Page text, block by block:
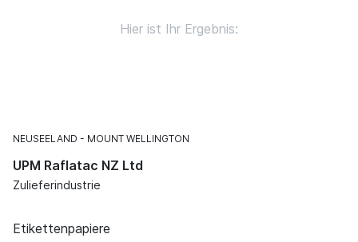
Hier ist Ihr Ergebnis:
NEUSEELAND MOUNT WELLINGTON
UPM Raflatac NZ Ltd
Zulieferindustrie
Etikettenpapiere